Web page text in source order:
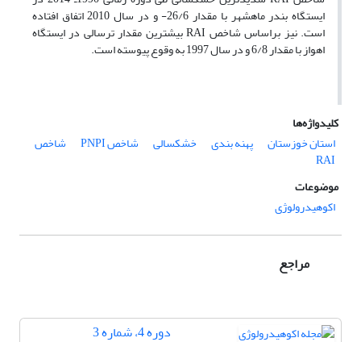
ایستگاه بندر ماهشهر با مقدار 26/6- و در سال 2010 اتفاق افتاده
است. نیز براساس شاخص RAI بیشترین مقدار ترسالی در ایستگاه
اهواز با مقدار 6/8 و در سال 1997 به وقوع پیوسته است.
کلیدواژه‌ها
استان خوزستان
پهنه‏ بندی خشکسالی شاخص PNPI شاخص
RAI
موضوعات
اکوهیدرولوژی
مراجع
دوره 4، شماره 3